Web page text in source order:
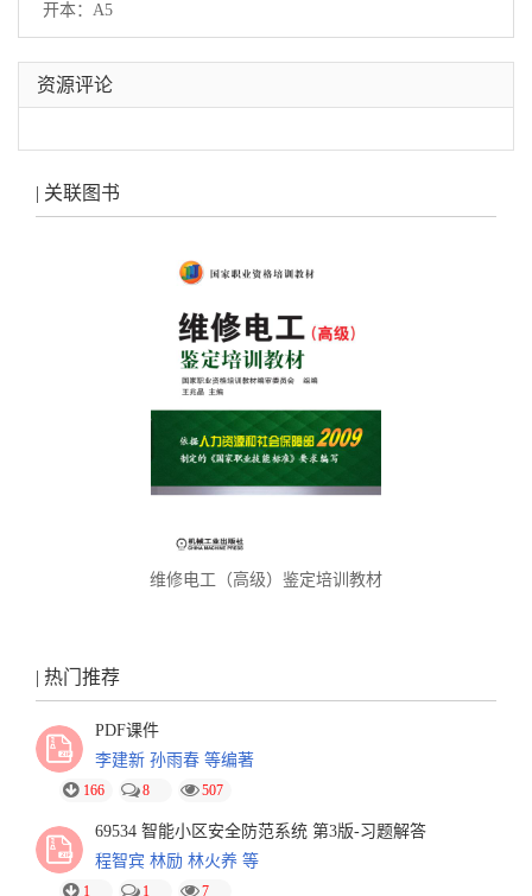
开本：A5
资源评论
| 关联图书
维修电工（高级）鉴定培训教材
| 热门推荐
PDF课件
李建新 孙雨春 等编著
166 8 507
69534 智能小区安全防范系统 第3版-习题解答
程智宾 林励 林火养 等
1 1 7